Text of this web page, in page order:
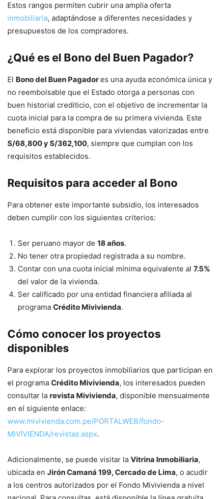
Estos rangos permiten cubrir una amplia oferta
inmobiliaria, adaptándose a diferentes necesidades y
presupuestos de los compradores.
¿Qué es el Bono del Buen Pagador?
El Bono del Buen Pagadores una ayuda económica única y
no reembolsable que el Estado otorga a personas con
buen historial crediticio, con el objetivo de incrementar la
cuota inicial para la compra de su primera vivienda. Este
beneficio está disponible para viviendas valorizadas entre
S/68,800 y S/362,100, siempre que cumplan con los
requisitos establecidos.
Requisitos para acceder al Bono
Para obtener este importante subsidio, los interesados
deben cumplir con los siguientes criterios:
Ser peruano mayor de 18 años.
No tener otra propiedad registrada a su nombre.
Contar con una cuota inicial mínima equivalente al 7.5%
del valor de la vivienda.
Ser calificado por una entidad financiera afiliada al
programa Crédito Mivivienda.
Cómo conocer los proyectos
disponibles
Para explorar los proyectos inmobiliarios que participan en
el programa Crédito Mivivienda, los interesados pueden
consultar la revista Mivivienda, disponible mensualmente
en el siguiente enlace:
www.mivivienda.com.pe/PORTALWEB/fondo-
MIVIVIENDA/revistas.aspx.
Adicionalmente, se puede visitar la Vitrina Inmobiliaria,
ubicada en Jirón Camaná 199, Cercado de Lima, o acudir
a los centros autorizados por el Fondo Mivivienda a nivel